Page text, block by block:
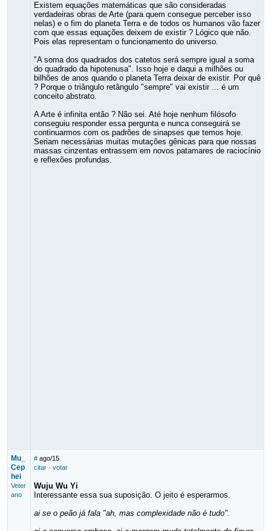
Existem equações matemáticas que são consideradas
verdadeiras obras de Arte (para quem consegue perceber isso
nelas) e o fim do planeta Terra e de todos os humanos vão fazer
com que essas equações deixem de existir ? Lógico que não.
Pois elas representam o funcionamento do universo.
"A soma dos quadrados dos catetos será sempre igual a soma
do quadrado da hipotenusa". Isso hoje e daqui a milhões ou
bilhões de anos quando o planeta Terra deixar de existir. Por quê
? Porque o triângulo retângulo "sempre" vai existir ... é um
conceito abstrato.
A Arte é infinita então ? Não sei. Até hoje nenhum filósofo
conseguiu responder essa pergunta e nunca conseguirá se
continuarmos com os padrões de sinapses que temos hoje.
Seriam necessárias muitas mutações gênicas para que nossas
massas cinzentas entrassem em novos patamares de raciocínio
e reflexões profundas.
Mu_
Cep
hei
Veter
ano
# ago/15
citar· votar
Wuju Wu Yi
Interessante essa sua suposição. O jeito é esperarmos.
ai se o peão já fala "ah, mas complexidade não é tudo".